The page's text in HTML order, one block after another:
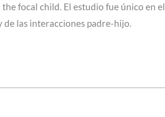
focal child. El estudio fue único en el
las interacciones padre-hijo.